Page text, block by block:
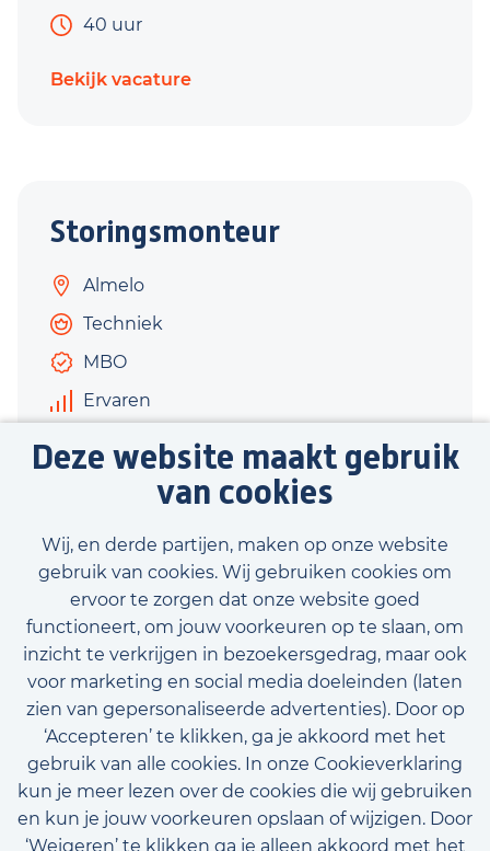
Deze website maakt gebruik
van cookies
Wij, en derde partijen, maken op onze website
gebruik van cookies. Wij gebruiken cookies om
ervoor te zorgen dat onze website goed
functioneert, om jouw voorkeuren op te slaan, om
inzicht te verkrijgen in bezoekersgedrag, maar ook
voor marketing en social media doeleinden (laten
zien van gepersonaliseerde advertenties). Door op
‘Accepteren’ te klikken, ga je akkoord met het
gebruik van alle cookies. In onze Cookieverklaring
kun je meer lezen over de cookies die wij gebruiken
en kun je jouw voorkeuren opslaan of wijzigen. Door
‘Weigeren’ te klikken ga je alleen akkoord met het
40 uur
Bekijk vacature
Storingsmonteur
Almelo
Techniek
MBO
Ervaren
€2.800 - €3.500
Bekijk vacature
Bekijk onze beschikbare vacatures